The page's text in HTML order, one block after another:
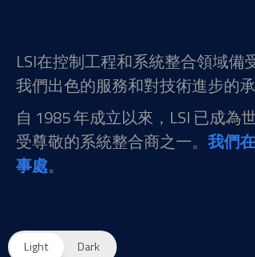
LSI在控制工程和系統整合領域備
我們出色的服務和對技術進步的承
自 1985 年成立以來，LSI 已成為
受尊敬的系統整合商之一。 我們
事處。
Light Dark